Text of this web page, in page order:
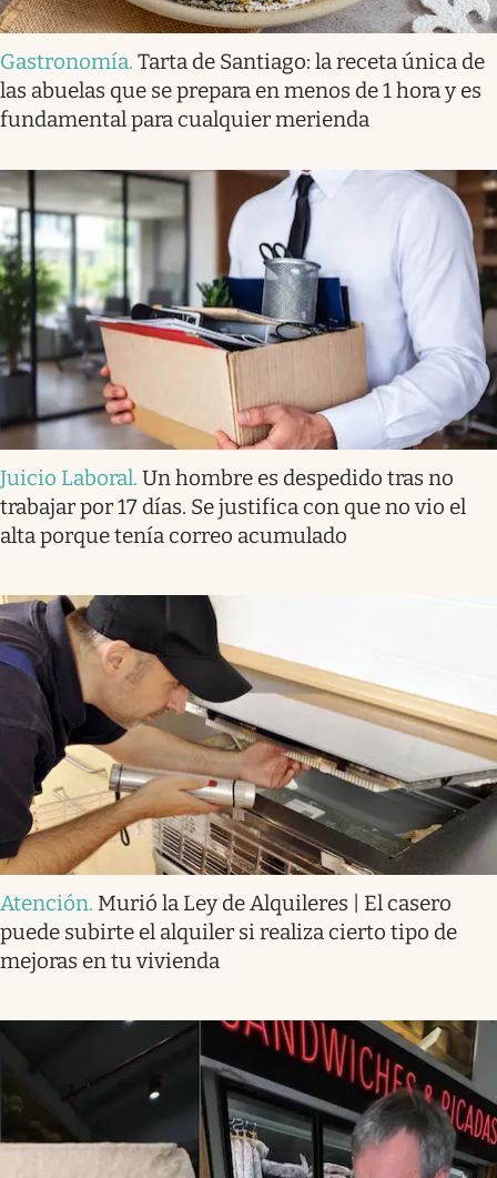
Gastronomía. Tarta de Santiago: la receta única de
las abuelas que se prepara en menos de 1 hora y es
fundamental para cualquier merienda
Juicio Laboral. Un hombre es despedido tras no
trabajar por 17 días. Se justifica con que no vio el
alta porque tenía correo acumulado
Atención. Murió la Ley de Alquileres | El casero
puede subirte el alquiler si realiza cierto tipo de
mejoras en tu vivienda